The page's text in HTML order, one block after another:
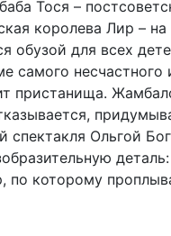
Тося –
королева Лир – на
обузой для всех
самого несчастного
пристанища.
спектакля Ольгой
деталь:
по которому